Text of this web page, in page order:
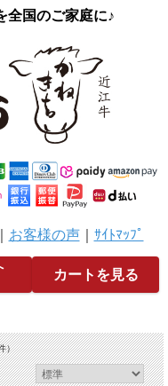
全国のご家庭に♪
お客様の声｜ ｻｲﾄﾏｯﾌﾟ
カートを見る
）